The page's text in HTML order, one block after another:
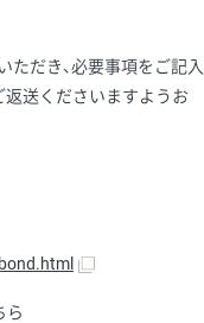
ただき、必要事項をご記入
返送くださいますようお
ら